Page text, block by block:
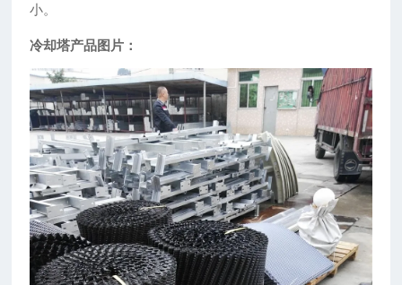
小。
冷却塔产品图片：